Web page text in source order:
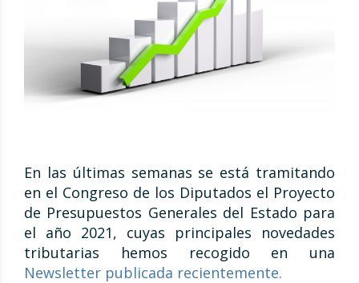
En las últimas semanas se está tramitando
en el Congreso de los Diputados el Proyecto
de Presupuestos Generales del Estado para
el año 2021, cuyas principales novedades
tributarias hemos recogido en una
Newsletter publicada recientemente.